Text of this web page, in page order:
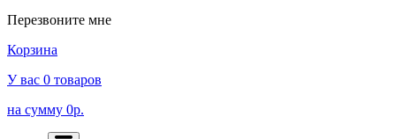
Перезвоните мне
Корзина
У вас 0 товаров
на сумму 0р.